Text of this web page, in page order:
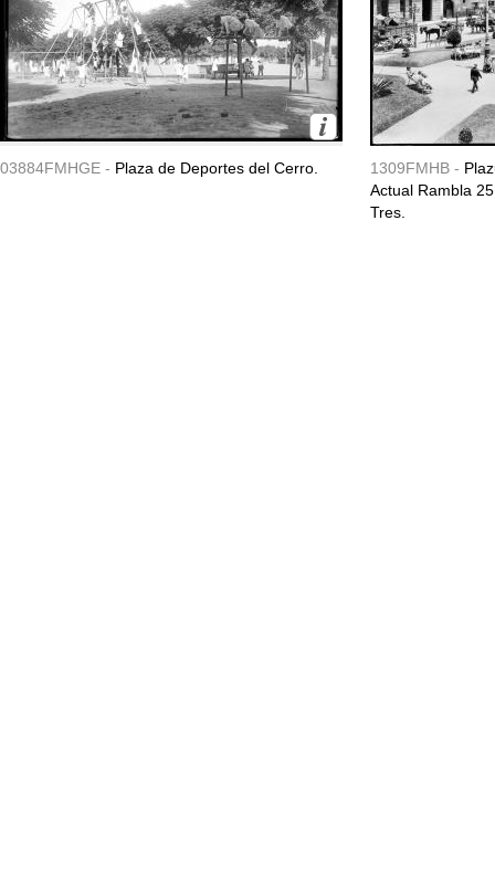
03884FMHGE - Plaza de Deportes del Cerro. 1309FMHB -
Actual Rambla
Tres.